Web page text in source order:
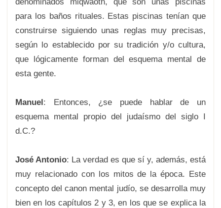
para los baños rituales. Estas piscinas tenían que
construirse siguiendo unas reglas muy precisas,
según lo establecido por su tradición y/o cultura,
que lógicamente forman del esquema mental de
esta gente.
Manuel: Entonces, ¿se puede hablar de un
esquema mental propio del judaísmo del siglo I
d.C.?
José Antonio: La verdad es que sí y, además, está
muy relacionado con los mitos de la época. Este
concepto del canon mental judío, se desarrolla muy
bien en los capítulos 2 y 3, en los que se explica la